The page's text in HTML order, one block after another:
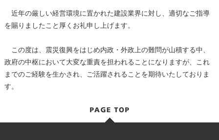
近年の厳しい経営環境に置かれた建設業界に対し、適切なご指導
を賜りましたこと厚くお礼申し上げます。
この度は、震災復興をはじめ内政・外政上の難問が山積する中、
政府の中枢において大変な重責を担われることになりますが、これ
までのご経験を生かされ、ご活躍されることを期待いたしておりま
す。